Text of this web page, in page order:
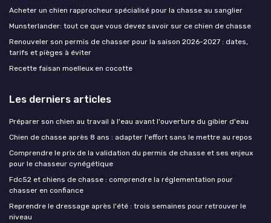
Acheter un chien rapprocheur spécialisé pour la chasse au sanglier
Munsterlander: tout ce que vous devez savoir sur ce chien de chasse
Renouveler son permis de chasser pour la saison 2026-2027 : dates,
tarifs et pièges à éviter
Recette faisan moelleux en cocotte
Les derniers articles
Préparer son chien au travail à l'eau avant l'ouverture du gibier d'eau
Chien de chasse après 8 ans : adapter l'effort sans le mettre au repos
Comprendre le prix de la validation du permis de chasse et ses enjeux
pour le chasseur cynégétique
Fdc52 et chiens de chasse : comprendre la réglementation pour
chasser en confiance
Reprendre le dressage après l'été : trois semaines pour retrouver le
niveau